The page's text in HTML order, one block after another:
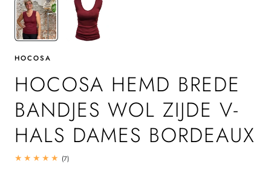
HOCOSA
HOCOSA HEMD BREDE
BANDJES WOL ZIJDE V-
HALS DAMES BORDEAUX
(7)7